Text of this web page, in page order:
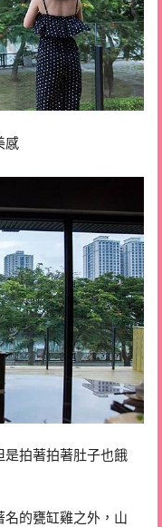
感
是拍著拍著肚子也餓
的甕缸雞之外，山